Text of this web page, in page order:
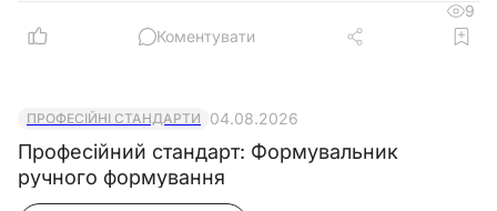
9
Коментувати
ПРОФЕСІЙНІ СТАНДАРТИ 04.08.2026
Професійний стандарт: Формувальник
ручного формування